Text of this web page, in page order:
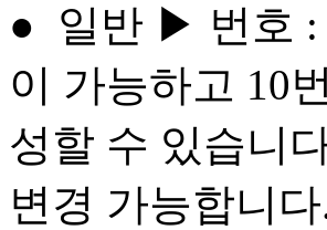
● ​ 일반 ▶ ​번호 :
이 가능하고 10
성할 수 있습니
변경 가능합니